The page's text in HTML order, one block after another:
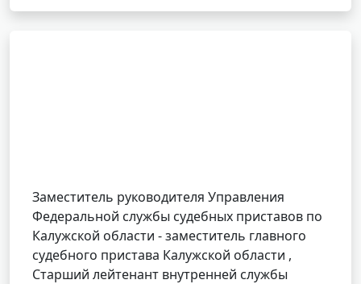
Заместитель руководителя Управления
Федеральной службы судебных приставов по
Калужской области - заместитель главного
судебного пристава Калужской области ,
Cтарший лейтенант внутренней службы